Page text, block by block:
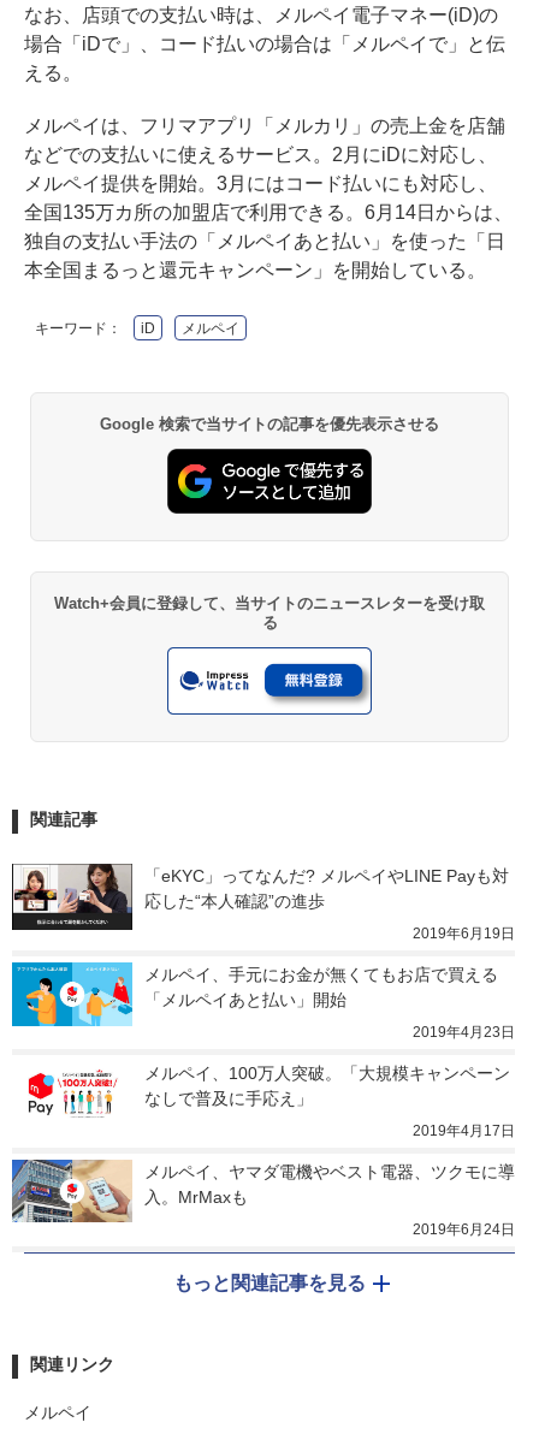
なお、店頭での支払い時は、メルペイ電子マネー(iD)の
場合「iDで」、コード払いの場合は「メルペイで」と伝
える。
メルペイは、フリマアプリ「メルカリ」の売上金を店舗
などでの支払いに使えるサービス。2月にiDに対応し、
メルペイ提供を開始。3月にはコード払いにも対応し、
全国135万カ所の加盟店で利用できる。6月14日からは、
独自の支払い手法の「メルペイあと払い」を使った「日
本全国まるっと還元キャンペーン」を開始している。
キーワード： iD メルペイ
Google 検索で当サイトの記事を優先表示させる
Watch+会員に登録して、当サイトのニュースレターを受け取
る
関連記事
「eKYC」ってなんだ? メルペイやLINE Payも対
応した“本人確認”の進歩
2019年6月19日
メルペイ、手元にお金が無くてもお店で買える
「メルペイあと払い」開始
2019年4月23日
メルペイ、100万人突破。「大規模キャンペーン
なしで普及に手応え」
2019年4月17日
メルペイ、ヤマダ電機やベスト電器、ツクモに導
入。MrMaxも
2019年6月24日
もっと関連記事を見る
関連リンク
メルペイ